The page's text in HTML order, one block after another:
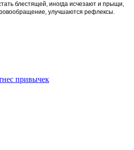
блестящей, иногда исчезают и прыщи,
улучшаются рефлексы.